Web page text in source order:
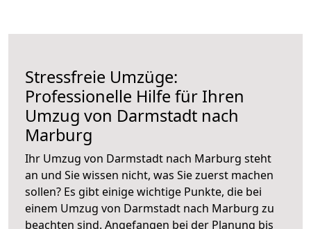
Stressfreie Umzüge:
Professionelle Hilfe für Ihren
Umzug von Darmstadt nach
Marburg
Ihr Umzug von Darmstadt nach Marburg steht
an und Sie wissen nicht, was Sie zuerst machen
sollen? Es gibt einige wichtige Punkte, die bei
einem Umzug von Darmstadt nach Marburg zu
beachten sind. Angefangen bei der Planung bis